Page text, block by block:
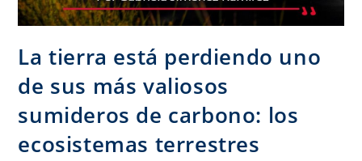
La tierra está perdiendo uno
de sus más valiosos
sumideros de carbono: los
ecosistemas terrestres